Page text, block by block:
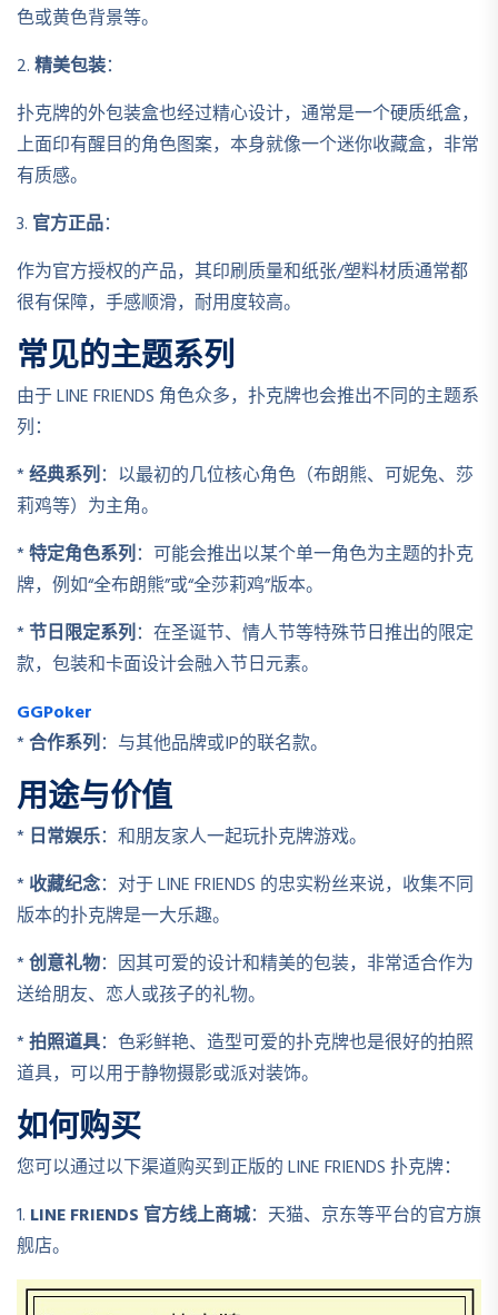
色或黄色背景等。
2.精美包装：
扑克牌的外包装盒也经过精心设计，通常是一个硬质纸盒，
上面印有醒目的角色图案，本身就像一个迷你收藏盒，非常
有质感。
3. 官方正品：
作为官方授权的产品，其印刷质量和纸张/塑料材质通常都
很有保障，手感顺滑，耐用度较高。
常见的主题系列
由于 LINE FRIENDS 角色众多，扑克牌也会推出不同的主题系
列：
*经典系列：以最初的几位核心角色（布朗熊、可妮兔、莎
莉鸡等）为主角。
*特定角色系列：可能会推出以某个单一角色为主题的扑克
牌，例如“全布朗熊”或“全莎莉鸡”版本。
*节日限定系列：在圣诞节、情人节等特殊节日推出的限定
款，包装和卡面设计会融入节日元素。
GGPoker
*合作系列：与其他品牌或IP的联名款。
用途与价值
* 日常娱乐：和朋友家人一起玩扑克牌游戏。
*收藏纪念：对于 LINE FRIENDS 的忠实粉丝来说，收集不同
版本的扑克牌是一大乐趣。
*创意礼物：因其可爱的设计和精美的包装，非常适合作为
送给朋友、恋人或孩子的礼物。
*拍照道具：色彩鲜艳、造型可爱的扑克牌也是很好的拍照
道具，可以用于静物摄影或派对装饰。
如何购买
您可以通过以下渠道购买到正版的 LINE FRIENDS 扑克牌：
1. LINE FRIENDS 官方线上商城：天猫、京东等平台的官方旗
舰店。